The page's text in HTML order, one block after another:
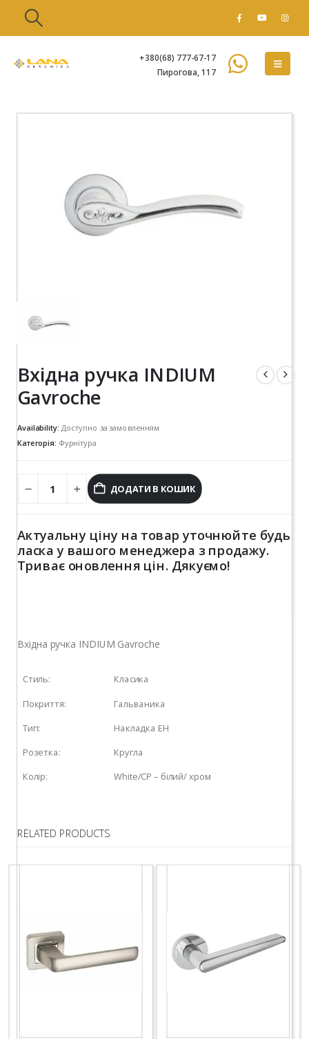
+380(68) 777-67-17
Пирогова, 117
Вхідна ручка INDIUM
Gavroche
Availability: Доступно за замовленням
Категорія: Фурнітура
ДОДАТИ В КОШИК
Актуальну ціну на товар уточнюйте будь
ласка у вашого менеджера з продажу.
Триває оновлення цін. Дякуємо!
Вхідна ручка INDIUM Gavroche
Стиль:
Класика
Покриття:
Гальваника
Тип: Накладка EH
Розетка: Кругла
Колір: White/CP – білий/ хром
RELATED PRODUCTS